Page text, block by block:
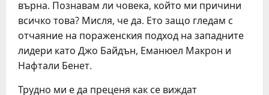
върна. Познавам ли човека, който ми причини
всичко това? Мисля, че да. Ето защо гледам с
отчаяние на пораженския подход на западните
лидери като Джо Байдън, Еманюел Макрон и
Нафтали Бенет.
Трудно ми е да преценя как се виждат